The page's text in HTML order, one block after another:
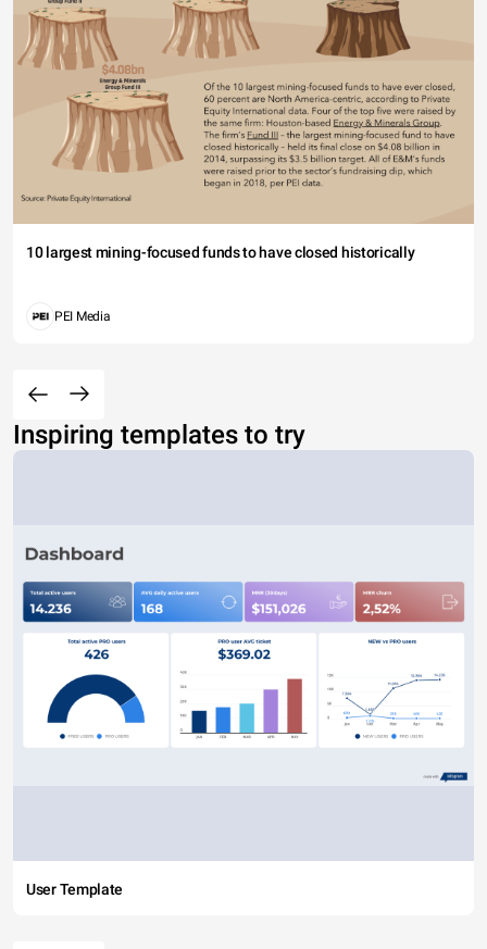
10 largest mining-focused funds to have closed historically
PEI Media
Inspiring templates to try
User Template